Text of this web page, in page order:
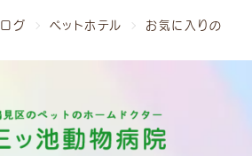
グ ペットホテル
お気に入りの